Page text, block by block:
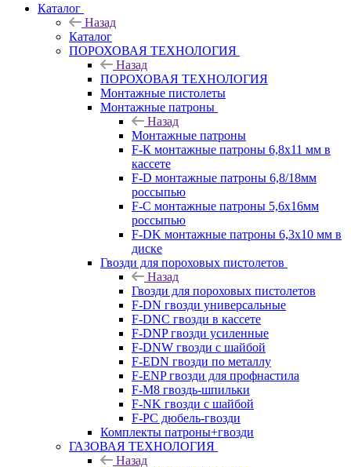
Каталог
Назад
Каталог
ПОРОХОВАЯ ТЕХНОЛОГИЯ
Назад
ПОРОХОВАЯ ТЕХНОЛОГИЯ
Монтажные пистолеты
Монтажные патроны
Назад
Монтажные патроны
F-К монтажные патроны 6,8х11 мм в
кассете
F-D монтажные патроны 6,8/18мм
россыпью
F-C монтажные патроны 5,6х16мм
россыпью
F-DK монтажные патроны 6,3х10 мм в
диске
Гвозди для пороховых пистолетов
Назад
Гвозди для пороховых пистолетов
F-DN гвозди универсальные
F-DNC гвозди в кассете
F-DNP гвозди усиленные
F-DNW гвозди с шайбой
F-EDN гвозди по металлу
F-ENP гвозди для профнастила
F-M8 гвоздь-шпильки
F-NK гвозди с шайбой
F-PC дюбель-гвозди
Комплекты патроны+гвозди
ГАЗОВАЯ ТЕХНОЛОГИЯ
Назад